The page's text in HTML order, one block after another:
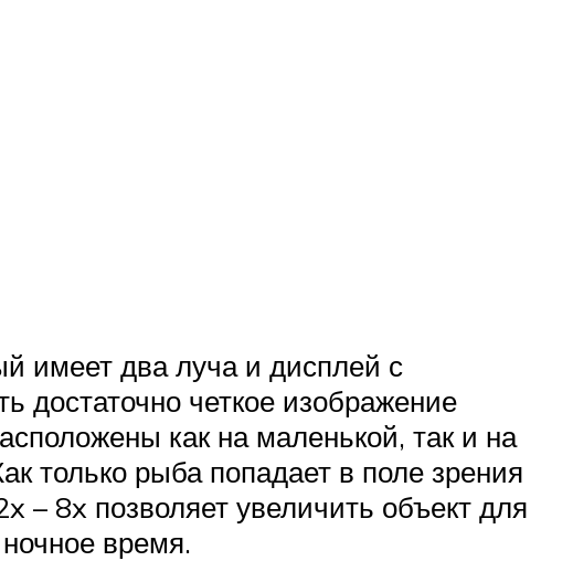
имеет два луча и дисплей с
достаточно четкое изображение
как на маленькой, так и на
только рыба попадает в поле зрения
– 8x позволяет увеличить объект для
время.